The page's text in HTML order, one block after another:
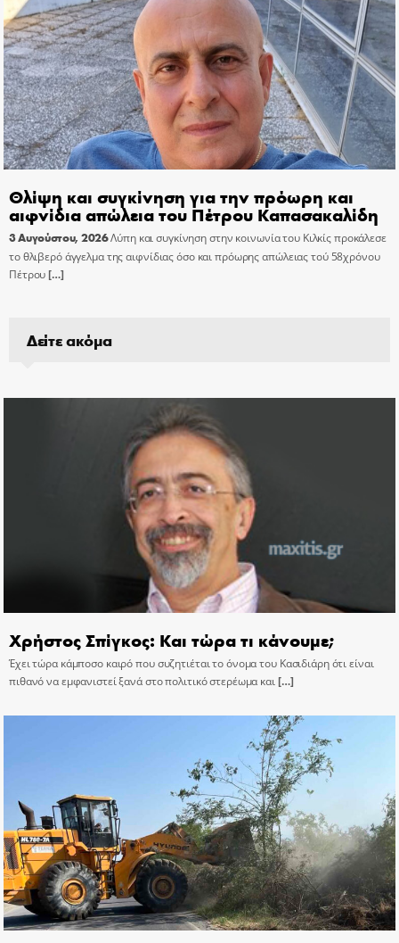
Θλίψη και συγκίνηση για την πρόωρη και
αιφνίδια απώλεια του Πέτρου Καπασακαλίδη
3 Αυγούστου, 2026Λύπη και συγκίνηση στην κοινωνία του Κιλκίς προκάλεσε
το θλιβερό άγγελμα της αιφνίδιας όσο και πρόωρης απώλειας τού 58χρόνου
Πέτρου[…]
Δείτε ακόμα
Χρήστος Σπίγκος: Και τώρα τι κάνουμε;
Έχει τώρα κάμποσο καιρό που συζητιέται το όνομα του Κασιδιάρη ότι είναι
πιθανό να εμφανιστεί ξανά στο πολιτικό στερέωμα και[…]